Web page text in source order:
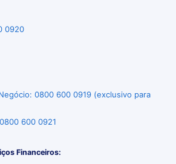
0920
0800 600 0919 (exclusivo para
600 0921
Financeiros: